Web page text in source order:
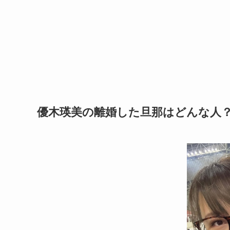
優木瑛美の離婚した旦那はどんな人